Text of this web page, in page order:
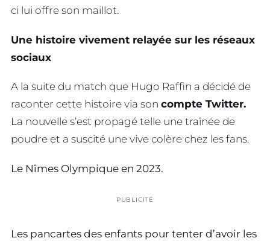
ci lui offre son maillot.
Une histoire vivement relayée sur les réseaux
sociaux
A la suite du match que Hugo Raffin a décidé de
raconter cette histoire via son compte Twitter.
La nouvelle s’est propagé telle une traînée de
poudre et a suscité une vive colère chez les fans.
Le Nîmes Olympique en 2023.
PUBLICITÉ
Les pancartes des enfants pour tenter d’avoir les